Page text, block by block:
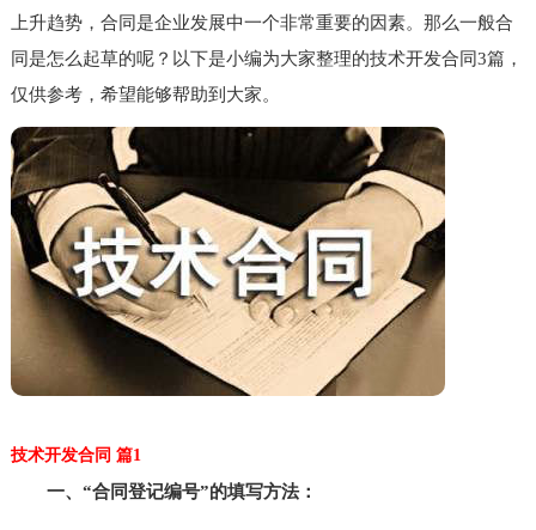
上升趋势，合同是企业发展中一个非常重要的因素。那么一般合
同是怎么起草的呢？以下是小编为大家整理的技术开发合同3篇，
仅供参考，希望能够帮助到大家。
技术开发合同 篇1
一、“合同登记编号”的填写方法：